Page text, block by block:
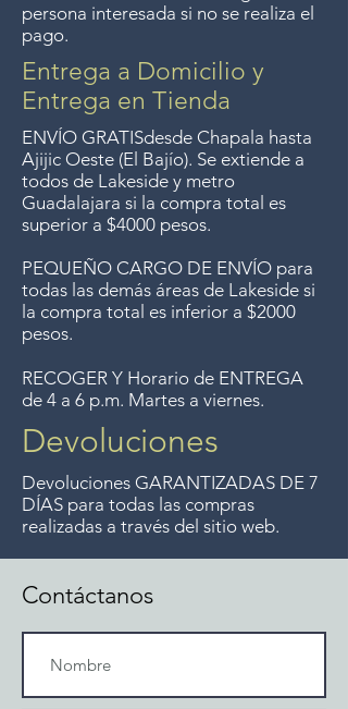
Entrega gratis en toda la zona
del Lago de Chapala por
compras mayor de $4000
pesos. Aceptamos
devoluciones hasta 7 días
después de la venta a menos
que los artículos tengan un
precio de oferta, lo sentimos,
no se aceptan devoluciones de
artículos en oferta.
Anteriormente hacíamos envíos
gratis a Guadalajara pero ya no
persona interesada si no se realiza el
pago.
Entrega a Domicilio y
Entrega en Tienda
ENVÍO GRATISdesde Chapala hasta
Ajijic Oeste (El Bajío). Se extiende a
todos de Lakeside y metro
Guadalajara si la compra total es
superior a $4000 pesos.
PEQUEÑO CARGO DE ENVÍO para
todas las demás áreas de Lakeside si
la compra total es inferior a $2000
pesos.
RECOGER Y Horario de ENTREGA
de 4 a 6 p.m. Martes a viernes.
Devoluciones
Devoluciones GARANTIZADAS DE 7
DÍAS para todas las compras
realizadas a través del sitio web.
Contáctanos